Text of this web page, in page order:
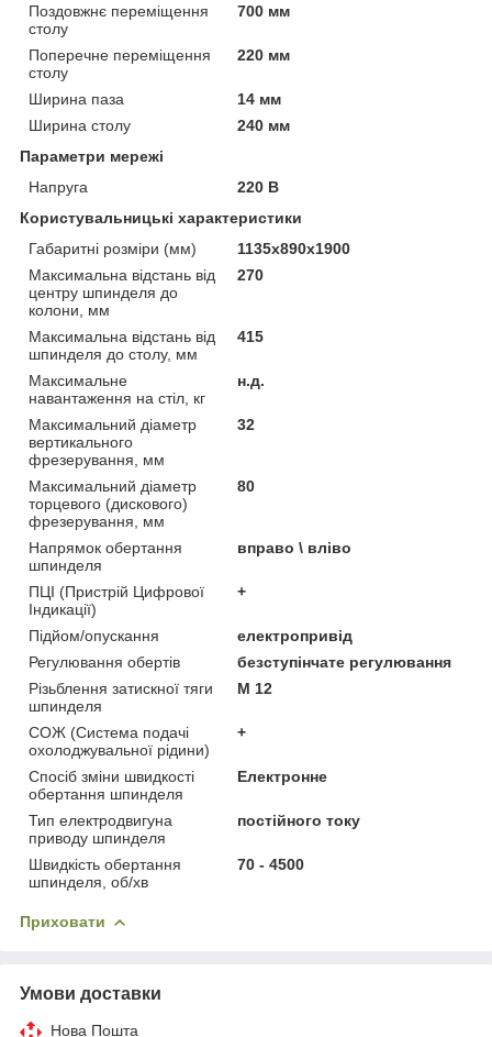
Поздовжнє переміщення
столу
700 мм
Поперечне переміщення
столу
220 мм
Ширина паза
14 мм
Ширина столу
240 мм
Параметри мережі
Напруга
220 В
Користувальницькі характеристики
Габаритні розміри (мм)
1135x890x1900
Максимальна відстань від
центру шпинделя до
колони, мм
270
Максимальна відстань від
шпинделя до столу, мм
415
Максимальне
навантаження на стіл, кг
н.д.
Максимальний діаметр
вертикального
фрезерування, мм
32
Максимальний діаметр
торцевого (дискового)
фрезерування, мм
80
Напрямок обертання
шпинделя
вправо \ вліво
ПЦІ (Пристрій Цифрової
Індикації)
+
Підйом/опускання
електропривід
Регулювання обертів
безступінчате регулювання
Різьблення затискної тяги
шпинделя
М 12
СОЖ (Система подачі
охолоджувальної рідини)
+
Спосіб зміни швидкості
обертання шпинделя
Електронне
Тип електродвигуна
приводу шпинделя
постійного току
Швидкість обертання
шпинделя, об/хв
70 - 4500
Приховати
Умови доставки
Нова Пошта